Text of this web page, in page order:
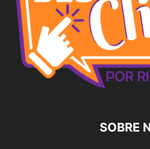
SOBRE